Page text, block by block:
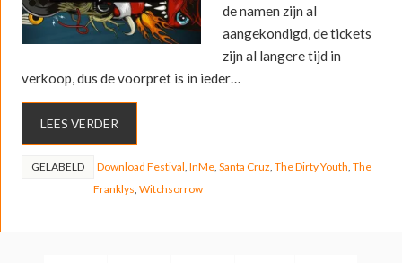
de namen zijn al
aangekondigd, de tickets
zijn al langere tijd in
verkoop, dus de voorpret is in ieder…
LEES VERDER
GELABELD Download Festival InMe, Santa Cruz The Dirty Youth The
Franklys Witchsorrow